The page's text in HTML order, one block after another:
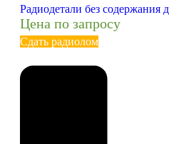
Радиодетали без содержания
Цена по запросу
Сдать радиолом